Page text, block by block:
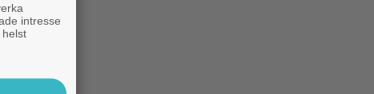
intresse